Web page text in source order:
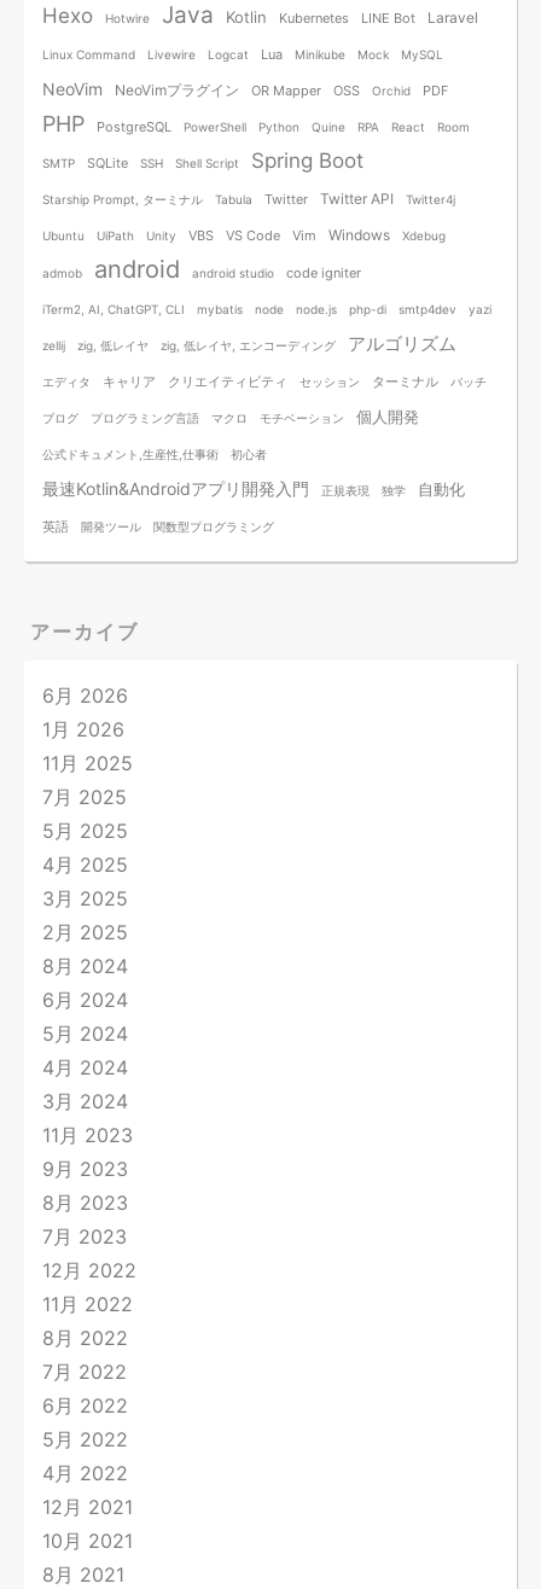
Hexo Hotwire Java Kotlin Kubernetes LINE Bot Laravel
Linux Command Livewire Logcat Lua Minikube Mock MySQL
NeoVim NeoVimプラグイン OR Mapper OSS Orchid PDF
PHP PostgreSQL PowerShell Python Quine RPA React Room
SMTP SQLite SSH Shell Script Spring Boot
Starship Prompt, ターミナル Tabula Twitter Twitter API Twitter4j
Ubuntu UiPath Unity VBS VS Code Vim Windows Xdebug
admob android android studio code igniter
iTerm2, AI, ChatGPT, CLI mybatis node node.js php-di smtp4dev yazi
zellij zig, 低レイヤ zig, 低レイヤ, エンコーディング アルゴリズム
エディタ キャリア クリエイティビティ セッション ターミナル バッチ
ブログ プログラミング言語 マクロ モチベーション 個人開発
公式ドキュメント,生産性,仕事術 初心者
最速Kotlin&Androidアプリ開発入門 正規表現 独学 自動化
英語 開発ツール 関数型プログラミング
アーカイブ
6月 2026
1月 2026
11月 2025
7月 2025
5月 2025
4月 2025
3月 2025
2月 2025
8月 2024
6月 2024
5月 2024
4月 2024
3月 2024
11月 2023
9月 2023
8月 2023
7月 2023
12月 2022
11月 2022
8月 2022
7月 2022
6月 2022
5月 2022
4月 2022
12月 2021
10月 2021
8月 2021